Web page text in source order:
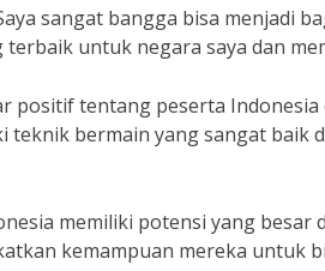
sangat bangga bisa menjadi
untuk negara saya dan
positif tentang peserta
teknik bermain yang sangat baik
memiliki potensi yang besar
kemampuan mereka untuk